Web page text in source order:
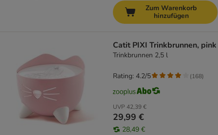
Zum Warenkorb
hinzufügen
Catit PIXI Trinkbrunnen, pink
Trinkbrunnen 2,5 l
UVP 42,39 €
29,99 €
28,49 €
Rating: 4.2/5 (168)